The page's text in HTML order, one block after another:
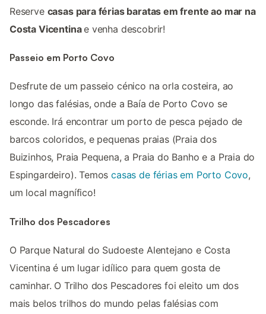
Reserve casas para férias baratas em frente ao mar na
Costa Vicentinae venha descobrir!
Passeio em Porto Covo
Desfrute de um passeio cénico na orla costeira, ao
longo das falésias, onde a Baía de Porto Covo se
esconde. Irá encontrar um porto de pesca pejado de
barcos coloridos, e pequenas praias (Praia dos
Buizinhos, Praia Pequena, a Praia do Banho e a Praia do
Espingardeiro). Temoscasas de férias em Porto Covo,
um local magnífico!
Trilho dos Pescadores
O Parque Natural do Sudoeste Alentejano e Costa
Vicentina é um lugar idílico para quem gosta de
caminhar. O Trilho dos Pescadores foi eleito um dos
mais belos trilhos do mundo pelas falésias com